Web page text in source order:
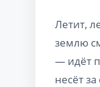
Летит,
землю
— идёт
несёт